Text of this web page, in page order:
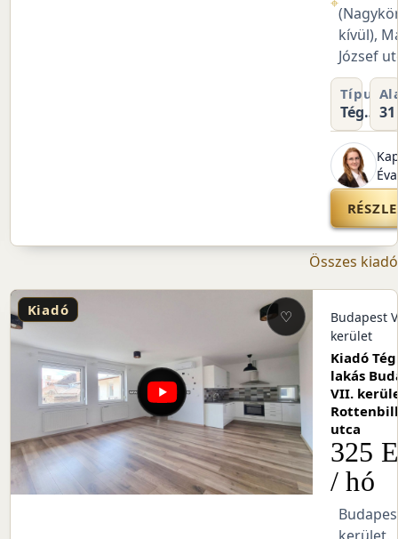
kívül),
József
Típus
Tégla
lakás
Éva
Összes kiadó
Kiadó ♡
Budapest
kerület
Kiadó
lakás
VII.
utca
325
/ hó